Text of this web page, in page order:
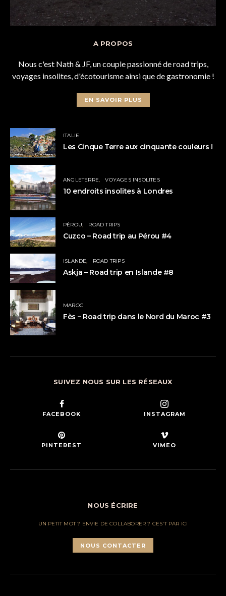
A PROPOS
Nous c'est Nath & JF, un couple passionné de road trips,
voyages insolites, d'écotourisme ainsi que de gastronomie !
EN SAVOIR PLUS
ITALIE
Les Cinque Terre aux cinquante couleurs !
ANGLETERRE VOYAGES INSOLITES
10 endroits insolites à Londres
PÉROU ROAD TRIPS
Cuzco – Road trip au Pérou #4
ISLANDE ROAD TRIPS
Askja – Road trip en Islande #8
MAROC
Fès – Road trip dans le Nord du Maroc #3
SUIVEZ NOUS SUR LES RÉSEAUX
FACEBOOK INSTAGRAM
PINTEREST VIMEO
NOUS ÉCRIRE
UN PETIT MOT ? ENVIE DE COLLABORER ? CES'T PAR ICI
NOUS CONTACTER